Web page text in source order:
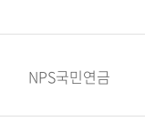
NPS국민연금